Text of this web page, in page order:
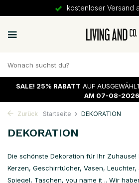
kostenloser Versand
SALE! 25% RABATT AUF
AM 07-08-2026
Zurück Startseite DEKORATION
DEKORATION
Die schönste Dekoration für Ihr Zuhause!
Kerzen, Geschirrtücher, Vasen,
Spiegel, Taschen, you name it .. Wir